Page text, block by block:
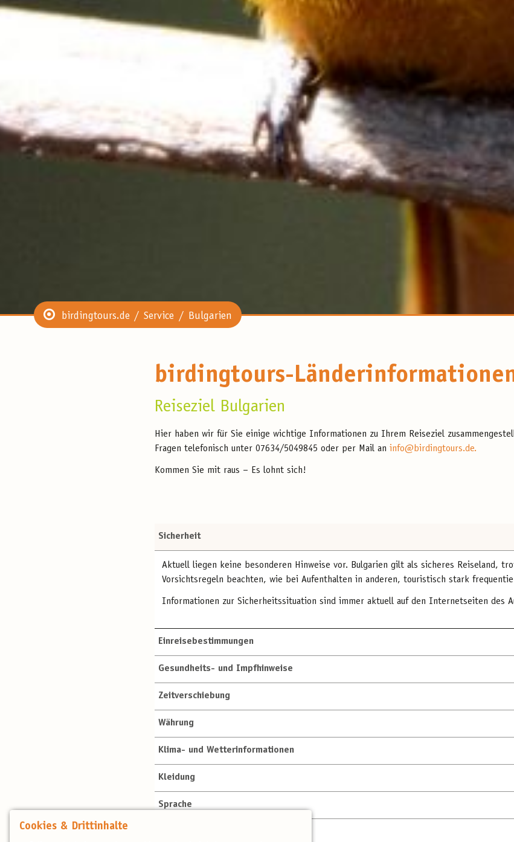
Cookies & Drittinhalte
birdingtours.de Service Bulgarien
birdingtours-
Reiseziel Bulgarien
Hier haben wir für Sie einige wichtige Informationen zu Ihrem Reiseziel
Fragen telefonisch unter 07634/5049845 oder per Mail an info@birdingtours.de.
Kommen Sie mit raus – Es lohnt sich!
Sicherheit
Aktuell liegen keine besonderen Hinweise vor. Bulgarien gilt als sicheres Reiseland,
Vorsichtsregeln beachten, wie bei Aufenthalten in anderen, touristisch stark
Informationen zur Sicherheitssituation sind immer aktuell auf den Internetseiten des
Einreisebestimmungen
Gesundheits- und Impfhinweise
Zeitverschiebung
Währung
Klima- und Wetterinformationen
Kleidung
Sprache